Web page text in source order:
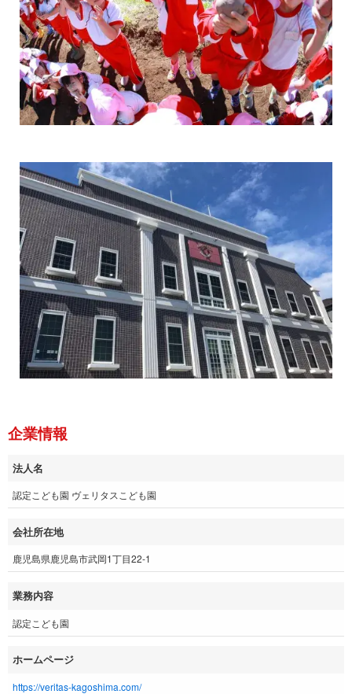
企業情報
法人名
認定こども園 ヴェリタスこども園
会社所在地
鹿児島県鹿児島市武岡1丁目22-1
業務内容
認定こども園
ホームページ
https://veritas-kagoshima.com/